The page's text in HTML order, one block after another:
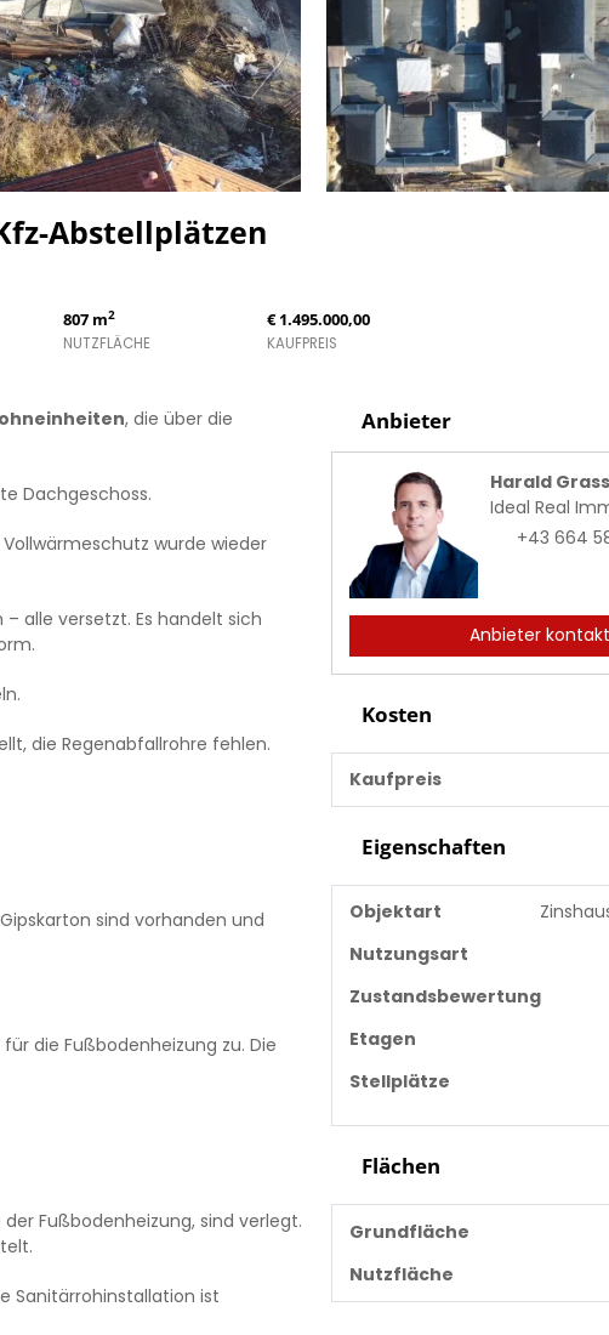
Abstellplätzen
807 m2
NUTZFLÄCHE
€ 1.495.000,00
KAUFPREIS
, die über die
Dachgeschoss.
wurde wieder
alle versetzt. Es handelt sich
die Regenabfallrohre fehlen.
sind vorhanden und
die Fußbodenheizung zu. Die
Fußbodenheizung, sind verlegt.
Sanitärrohinstallation ist
Anbieter
Harald
Ideal Real
+43 664
Anbieter
Kosten
Kaufpreis
Eigenschaften
Objektart
Nutzungsart
Zustandsbewertung
Etagen
Stellplätze
Flächen
Grundfläche
Nutzfläche